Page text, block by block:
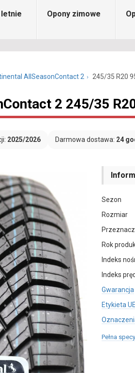
letnie Opony zimowe
AllSeasonContact 2 245/35 R20
2 245/35
2025/2026 Darmowa dostawa: 24
Sezon
Rozmiar
Rok
Indeks
Indeks
Gwarancja
Etykieta UE
Pełna